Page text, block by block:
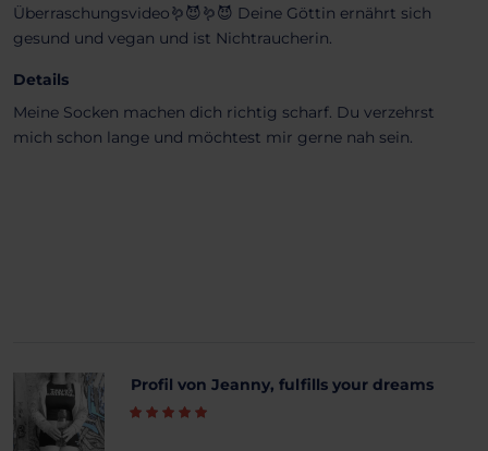
Überraschungsvideo🪱😈🪱😈 Deine Göttin ernährt sich
gesund und vegan und ist Nichtraucherin.
Details
Meine Socken machen dich richtig scharf. Du verzehrst
mich schon lange und möchtest mir gerne nah sein.
Profil von Jeanny, fulfills your dreams